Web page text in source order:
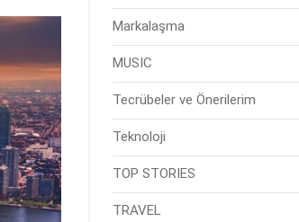
Markalaşma
MUSIC
Tecrübeler ve Önerilerim
Teknoloji
TOP STORIES
TRAVEL